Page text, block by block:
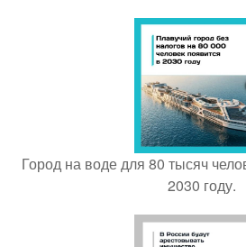
Город на воде для 80 тысяч
2030 году.